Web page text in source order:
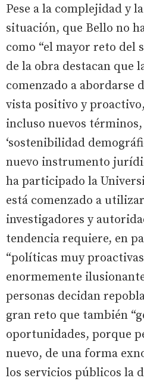
Pese a la complejidad y
situación, que Bello no
como “el mayor reto del
de la obra destacan que
comenzado a abordarse
vista positivo y
incluso nuevos
‘sostenibilidad
nuevo instrumento
ha participado la
está comenzado a
investigadores y
tendencia requiere, en
“políticas muy
enormemente
personas decidan
gran reto que también
oportunidades, porque
nuevo, de una forma
los servicios públicos la